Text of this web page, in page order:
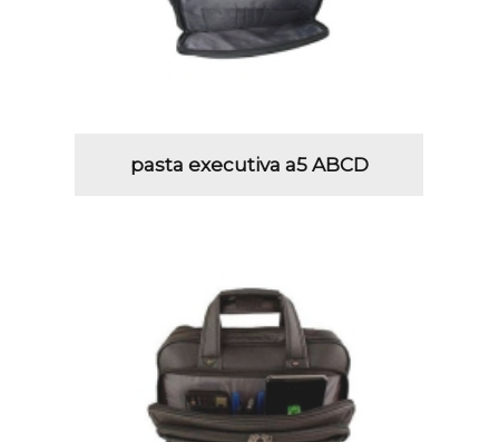
pasta executiva a5 ABCD